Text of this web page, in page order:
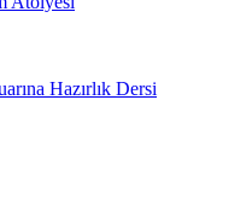
Hazırlık Dersi